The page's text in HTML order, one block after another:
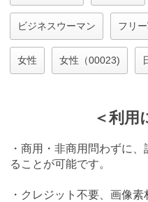
ビジネスウーマン フリ
女性 女性（00023)
＜利用
・商用・非商用問わずに
ることが可能です。
・クレジット不要、画像